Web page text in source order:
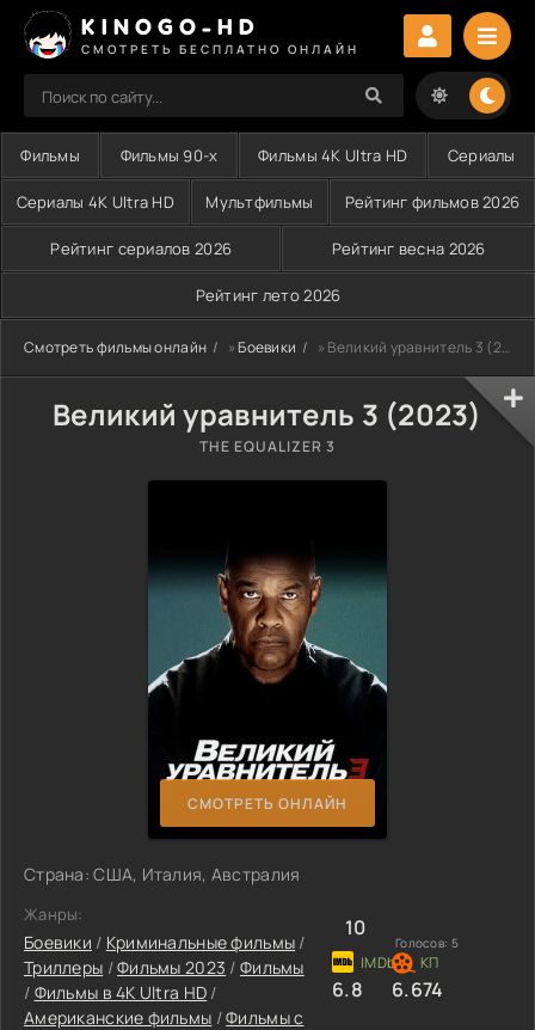
KINOGO-HD
СМОТРЕТЬ БЕСПЛАТНО ОНЛАЙН
Фильмы Фильмы 90-х Фильмы 4K Ultra HD Сериалы
Сериалы 4K Ultra HD Мультфильмы Рейтинг фильмов 2026
Рейтинг сериалов 2026 Рейтинг весна 2026
Рейтинг лето 2026
Смотреть фильмы онлайн »Боевики » Великий уравнитель 3 (2023)
Великий уравнитель 3 (2023)
THE EQUALIZER 3
СМОТРЕТЬ ОНЛАЙН
Страна: США, Италия, Австралия
Жанры:
Боевики / Криминальные фильмы /
Триллеры /Фильмы 2023 /Фильмы
/ Фильмы в 4K Ultra HD /
Американские фильмы /Фильмы с
10
Голосов: 5
6.8 6.674